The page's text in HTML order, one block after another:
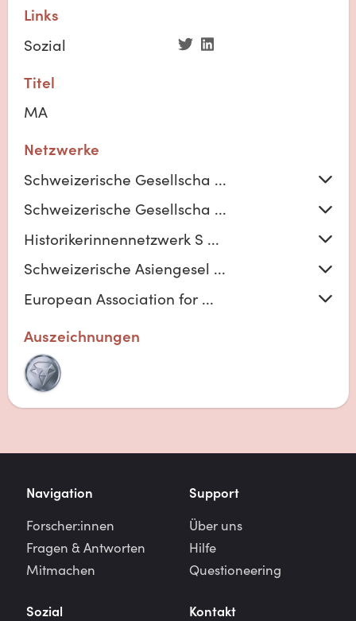
Links
Sozial
Titel
MA
Netzwerke
Schweizerische Gesellscha ...
Schweizerische Gesellscha ...
Historikerinnennetzwerk S ...
Schweizerische Asiengesel ...
European Association for ...
Auszeichnungen
Navigation
Forscher:innen
Fragen & Antworten
Mitmachen
Support
Über uns
Hilfe
Questioneering
Sozial
Kontakt